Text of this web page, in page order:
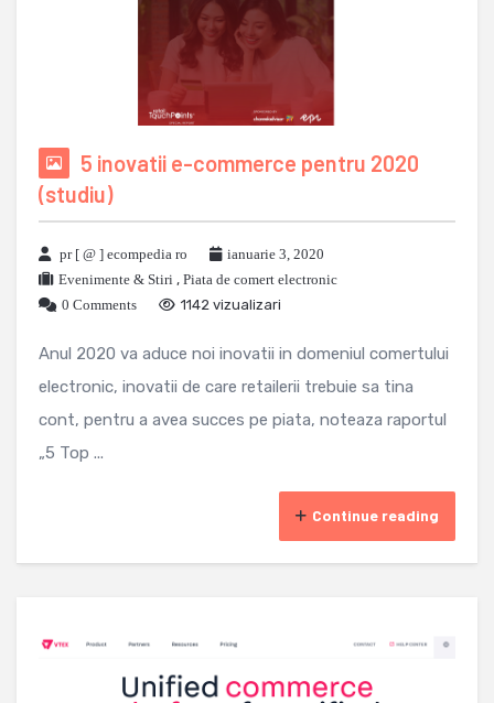
5 inovatii e-commerce pentru 2020
(studiu)
pr [ @ ] ecompedia ro
ianuarie 3, 2020
Evenimente & Stiri , Piata de comert electronic
0 Comments
1142 vizualizari
Anul 2020 va aduce noi inovatii in domeniul comertului
electronic, inovatii de care retailerii trebuie sa tina
cont, pentru a avea succes pe piata, noteaza raportul
„5 Top ...
Continue reading